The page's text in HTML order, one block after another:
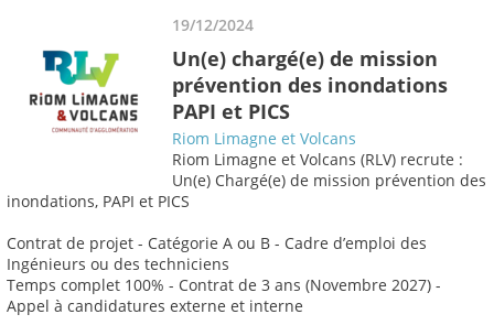
19/12/2024
Un(e) chargé(e) de mission
prévention des inondations
PAPI et PICS
Riom Limagne et Volcans
Riom Limagne et Volcans (RLV) recrute :
Un(e) Chargé(e) de mission prévention des
inondations, PAPI et PICS
Contrat de projet - Catégorie A ou B - Cadre d’emploi des
Ingénieurs ou des techniciens
Temps complet 100% - Contrat de 3 ans (Novembre 2027) -
Appel à candidatures externe et interne